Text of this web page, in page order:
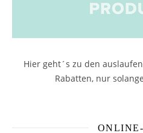
Hier geht´s zu den
Rabatten, nur